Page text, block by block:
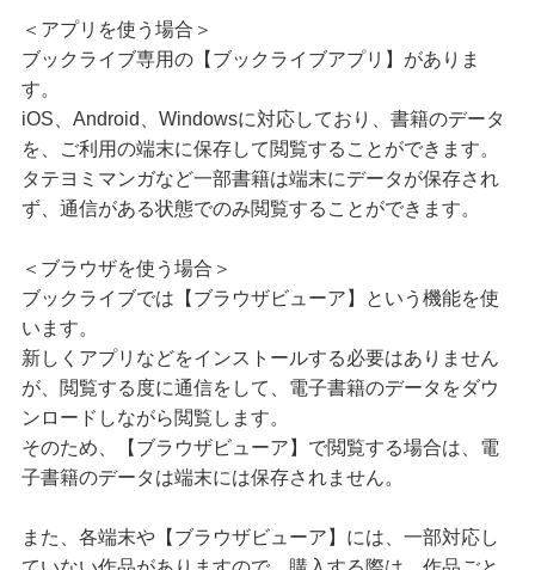
＜アプリを使う場合＞
ブックライブ専用の【ブックライブアプリ】がありま
す。
iOS、Android、Windowsに対応しており、書籍のデータ
を、ご利用の端末に保存して閲覧することができます。
タテヨミマンガなど一部書籍は端末にデータが保存され
ず、通信がある状態でのみ閲覧することができます。
＜ブラウザを使う場合＞
ブックライブでは【ブラウザビューア】という機能を使
います。
新しくアプリなどをインストールする必要はありません
が、閲覧する度に通信をして、電子書籍のデータをダウ
ンロードしながら閲覧します。
そのため、【ブラウザビューア】で閲覧する場合は、電
子書籍のデータは端末には保存されません。
また、各端末や【ブラウザビューア】には、一部対応し